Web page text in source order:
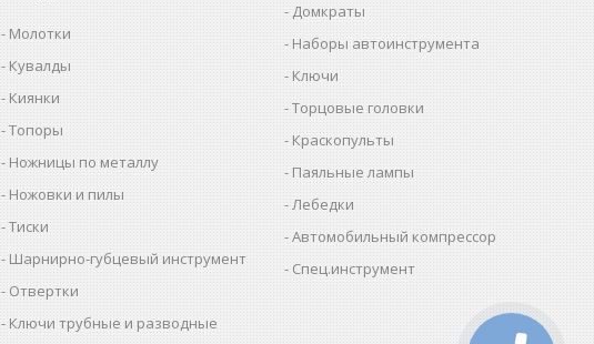
Молотки
Кувалды
Киянки
Топоры
Ножницы по металлу
Ножовки и пилы
Тиски
Шарнирно-губцевый инструмент
Отвертки
Ключи трубные и разводные
Домкраты
Наборы автоинструмента
Ключи
Торцовые головки
Краскопульты
Паяльные лампы
Лебедки
Автомобильный компрессор
Спец.инструмент